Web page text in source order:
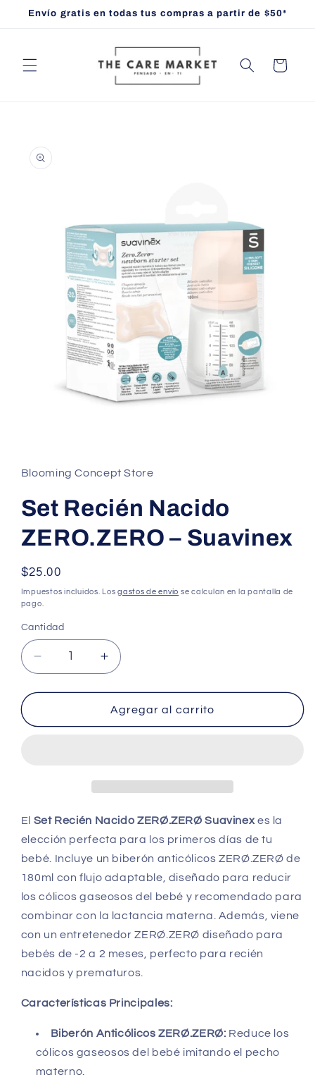
directamente
Envío gratis en todas tus compras a partir de $50*
Carrito
información
1
en
ventana
modal
Blooming Concept Store
Set Recién Nacido
ZERO.ZERO – Suavinex
Precio
habitual
$25.00
Impuestos incluidos. Losgastos de envío se calculan en la pantalla de
pago.
Cantidad
Cantidad
Reducir
cantidad
para
Recién
Aumentar
cantidad
para
Set
Recién
Agregar al carrito
El Set Recién Nacido ZERØ.ZERØ Suavinex es la
elección perfecta para los primeros días de tu
bebé. Incluye un biberón anticólicos ZERØ.ZERØ de
180ml con flujo adaptable, diseñado para reducir
los cólicos gaseosos del bebé y recomendado para
combinar con la lactancia materna. Además, viene
con un entretenedor ZERØ.ZERØ diseñado para
bebés de -2 a 2 meses, perfecto para recién
nacidos y prematuros.
Características Principales:
Biberón Anticólicos ZERØ.ZERØ: Reduce los
cólicos gaseosos del bebé imitando el pecho
materno.